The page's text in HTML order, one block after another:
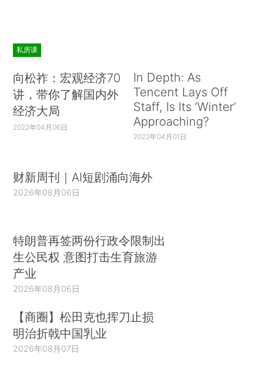
私房课
向松祚：宏观经济70
讲，带你了解国内外
经济大局
2022年04月06日
In Depth: As
Tencent Lays Off
Staff, Is Its ‘Winter’
Approaching?
2022年04月01日
财新周刊｜AI短剧涌向海外
2026年08月06日
特朗普再签两份行政令限制出
生公民权 意图打击生育旅游
产业
2026年08月06日
【商圈】松田克也挥刀止损
明治折戟中国乳业
2026年08月07日